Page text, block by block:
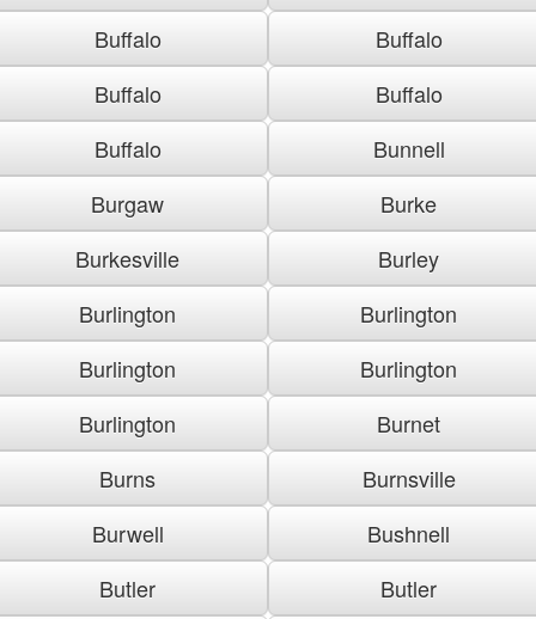
Buffalo
Buffalo
Buffalo
Buffalo
Buffalo
Bunnell
Burgaw
Burke
Burkesville
Burley
Burlington
Burlington
Burlington
Burlington
Burlington
Burnet
Burns
Burnsville
Burwell
Bushnell
Butler
Butler